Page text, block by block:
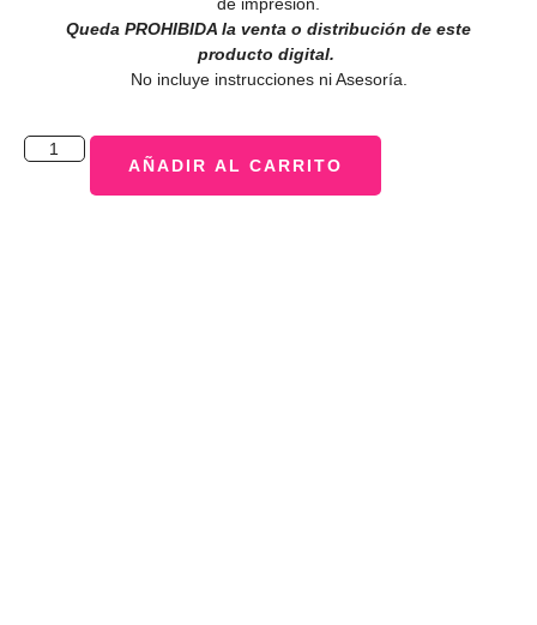
Queda PROHIBIDA la venta o distribución de este
producto digital.
No incluye instrucciones ni Asesoría.
AÑADIR AL CARRITO